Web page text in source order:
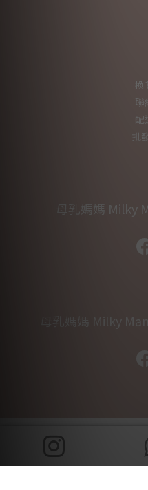
換
聯
配
批
母乳媽媽 Milky
母乳媽媽 Milky